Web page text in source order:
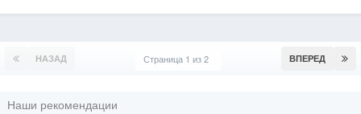
НАЗАД ВПЕРЕД
Страница 1 из 2
Наши рекомендации